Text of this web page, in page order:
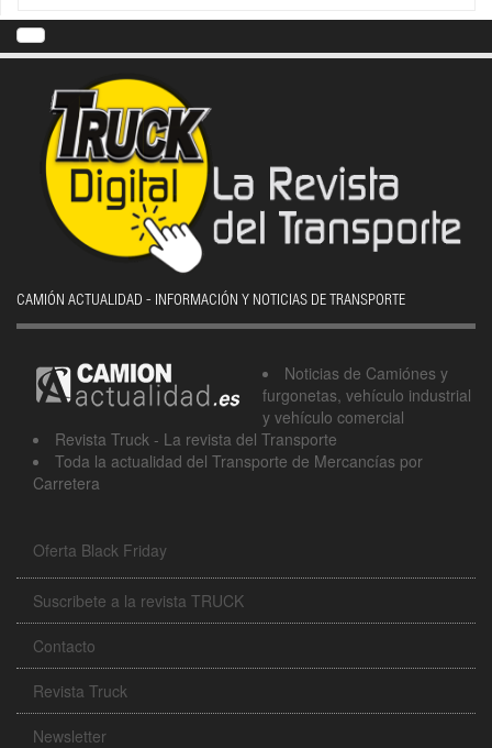
CAMIÓN ACTUALIDAD - INFORMACIÓN Y NOTICIAS DE TRANSPORTE
Noticias de Camiónes y
furgonetas, vehículo industrial
y vehículo comercial
Revista Truck - La revista del Transporte
Toda la actualidad del Transporte de Mercancías por
Carretera
Oferta Black Friday
Suscribete a la revista TRUCK
Contacto
Revista Truck
Newsletter